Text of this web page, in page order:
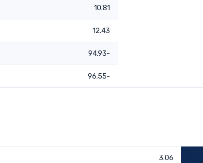
10.81
12.43
-94.93
-96.55
3.06